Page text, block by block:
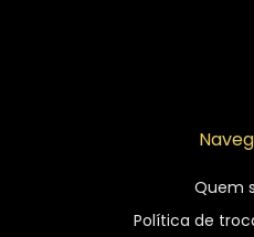
Quem
Política de